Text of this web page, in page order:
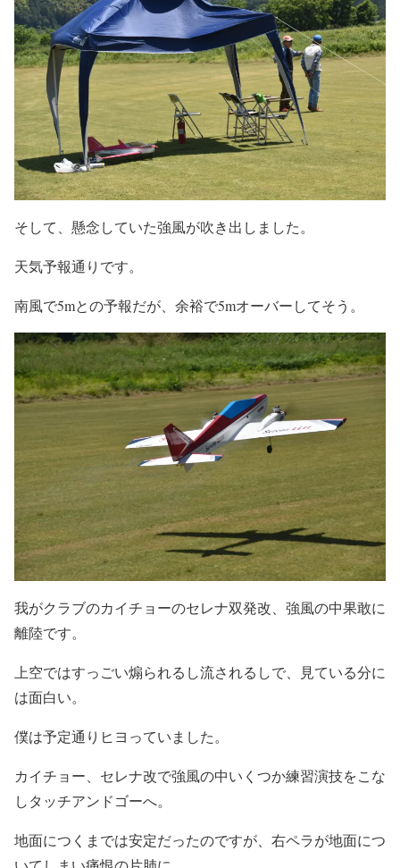
そして、懸念していた強風が吹き出しました。
天気予報通りです。
南風で5mとの予報だが、余裕で5mオーバーしてそう。
我がクラブのカイチョーのセレナ双発改、強風の中果敢に
離陸です。
上空ではすっごい煽られるし流されるしで、見ている分に
は面白い。
僕は予定通りヒヨっていました。
カイチョー、セレナ改で強風の中いくつか練習演技をこな
しタッチアンドゴーへ。
地面につくまでは安定だったのですが、右ペラが地面につ